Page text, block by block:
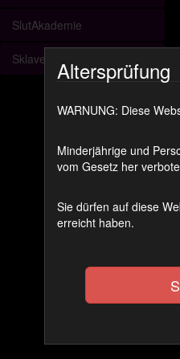
SlutAkademie
Sklave des MonatsAltersprüfung
WARNUNG: Diese
Minderjährige und
vom Gesetz her
Sie dürfen auf diese
erreicht haben.